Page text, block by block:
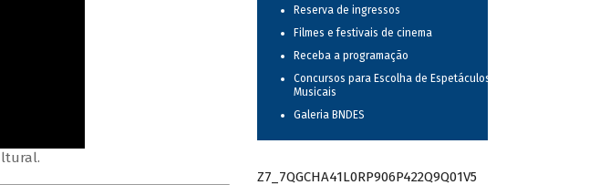
Reserva de ingressos
Filmes e festivais de cinema
Receba a programação
Concursos para Escolha de Espetáculos
Musicais
Galeria BNDES
Z7_7QGCHA41L0RP906P422Q9Q01V5